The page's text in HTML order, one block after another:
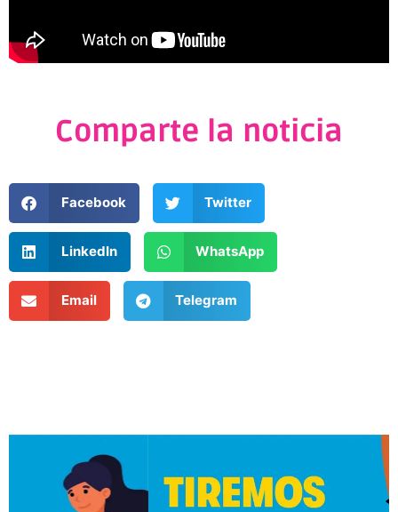
Comparte la noticia
Facebook Twitter
LinkedIn WhatsApp
Email Telegram